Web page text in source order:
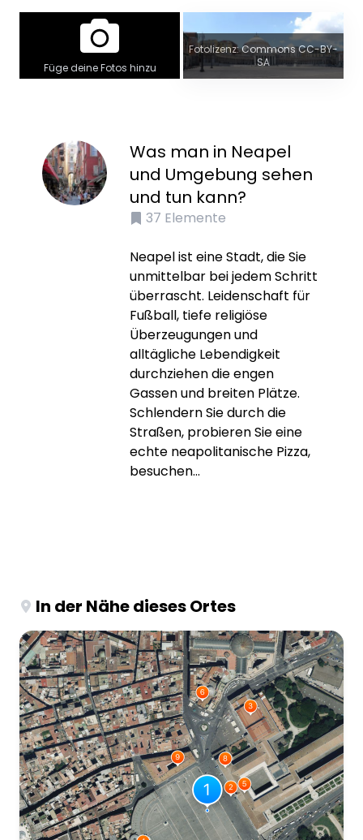
Füge deine Fotos hinzu
Fotolizenz: Commons CC-BY-
SA
Was man in Neapel
und Umgebung sehen
und tun kann?
37 Elemente
Neapel ist eine Stadt, die Sie
unmittelbar bei jedem Schritt
überrascht. Leidenschaft für
Fußball, tiefe religiöse
Überzeugungen und
alltägliche Lebendigkeit
durchziehen die engen
Gassen und breiten Plätze.
Schlendern Sie durch die
Straßen, probieren Sie eine
echte neapolitanische Pizza,
besuchen...
In der Nähe dieses Ortes